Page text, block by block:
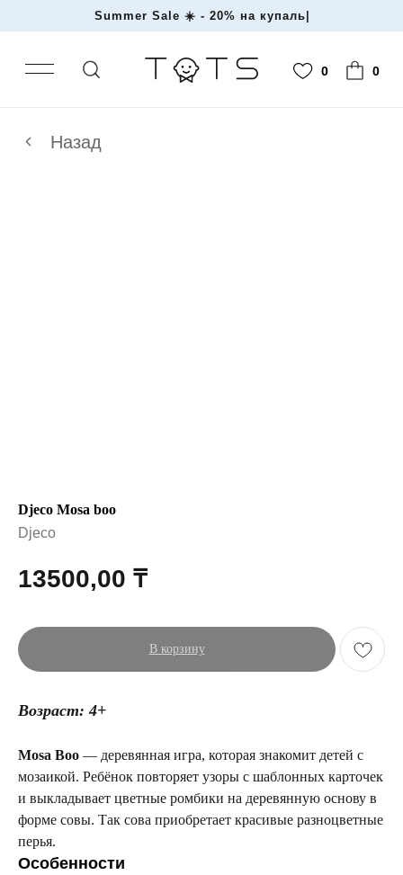
Summer Sale ☀️ - 20% на куп|
Djeco Mosa boo
Djeco
13500,00 ₸
В корзину
Возраст: 4+
Mosa Boo — деревянная игра, которая знакомит детей с
мозаикой. Ребёнок повторяет узоры с шаблонных карточек
и выкладывает цветные ромбики на деревянную основу в
форме совы. Так сова приобретает красивые разноцветные
перья.
Особенности